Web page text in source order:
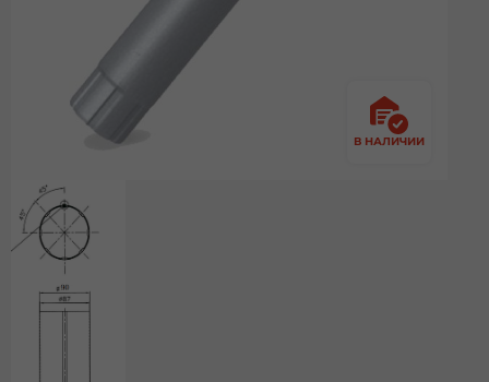
В НАЛИЧИИ